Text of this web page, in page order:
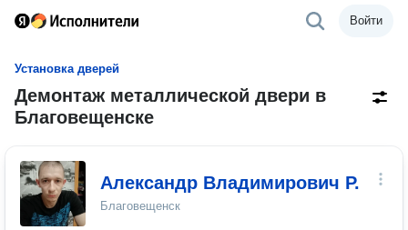
Войти
Установка дверей
Демонтаж металлической двери в
Благовещенске
Александр Владимирович Р.
Благовещенск